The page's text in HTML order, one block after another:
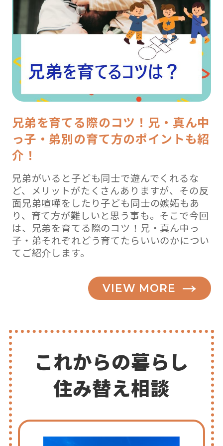
兄弟を育てる際のコツ！兄・真ん中
っ子・弟別の育て方のポイントも紹
介！
兄弟がいると子ども同士で遊んでくれるな
ど、メリットがたくさんありますが、その反
面兄弟喧嘩をしたり子ども同士の嫉妬もあ
り、育て方が難しいと思う事も。そこで今回
は、兄弟を育てる際のコツ！兄・真ん中っ
子・弟それぞれどう育てたらいいのかについ
てご紹介します。
VIEW MORE
これからの暮らし
住み替え相談